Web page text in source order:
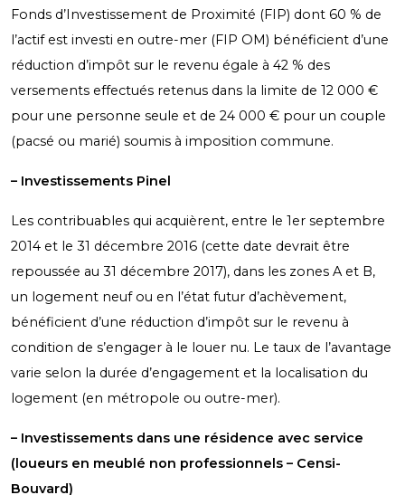
Fonds d’Investissement de Proximité (FIP) dont 60 % de
l’actif est investi en outre-mer (FIP OM) bénéficient d’une
réduction d’impôt sur le revenu égale à 42 % des
versements effectués retenus dans la limite de 12 000 €
pour une personne seule et de 24 000 € pour un couple
(pacsé ou marié) soumis à imposition commune.
– Investissements Pinel
Les contribuables qui acquièrent, entre le 1er septembre
2014 et le 31 décembre 2016 (cette date devrait être
repoussée au 31 décembre 2017), dans les zones A et B,
un logement neuf ou en l’état futur d’achèvement,
bénéficient d’une réduction d’impôt sur le revenu à
condition de s’engager à le louer nu. Le taux de l’avantage
varie selon la durée d’engagement et la localisation du
logement (en métropole ou outre-mer).
– Investissements dans une résidence avec service
(loueurs en meublé non professionnels – Censi-
Bouvard)